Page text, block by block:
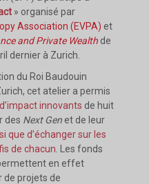
» organisé par
Association (EVPA) et
and Private Wealth de
dernier à Zurich.
du Roi Baudouin
cet atelier a permis
innovants de huit
des Next Gen et de leur
que d’échanger sur les
de chacun . Les fonds
en effet
de projets de